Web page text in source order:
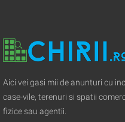
Aici vei gasi mii de anunturi cu
case-vile, terenuri si spatii
fizice sau agentii.